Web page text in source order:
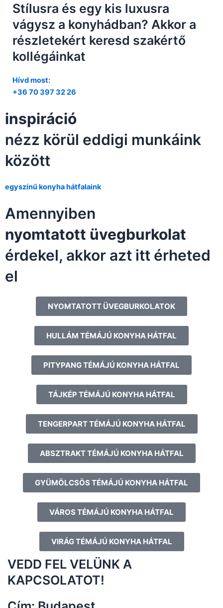
Stílusra és egy kis luxusra
vágysz a konyhádban? Akkor a
részletekért keresd szakértő
kollégáinkat
Hívd most:
+36 70 397 32 26
inspiráció
nézz körül eddigi munkáink
között
egyszínű konyha hátfalaink
Amennyiben
nyomtatott üvegburkolat
érdekel, akkor azt itt érheted
el
NYOMTATOTT ÜVEGBURKOLATOK
HULLÁM TÉMÁJÚ KONYHA HÁTFAL
PITYPANG TÉMÁJÚ KONYHA HÁTFAL
TÁJKÉP TÉMÁJÚ KONYHA HÁTFAL
TENGERPART TÉMÁJÚ KONYHA HÁTFAL
ABSZTRAKT TÉMÁJÚ KONYHA HÁTFAL
GYÜMÖLCSÖS TÉMÁJÚ KONYHA HÁTFAL
VÁROS TÉMÁJÚ KONYHA HÁTFAL
VIRÁG TÉMÁJÚ KONYHA HÁTFAL
VEDD FEL VELÜNK A
KAPCSOLATOT!